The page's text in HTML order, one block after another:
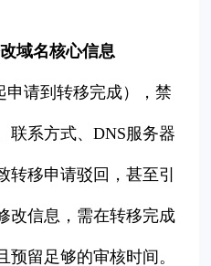
域名核心信息
申请到转移完成），禁
联系方式、DNS服务器
转移申请驳回，甚至引
改信息，需在转移完成
预留足够的审核时间。